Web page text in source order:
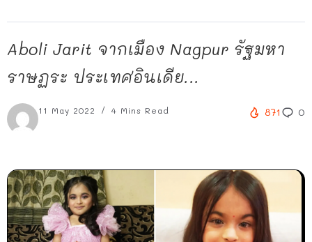
Aboli Jarit จากเมือง Nagpur รัฐมหา
ราษฏระ ประเทศอินเดีย...
11 May 2022 4 Mins Read 871 0